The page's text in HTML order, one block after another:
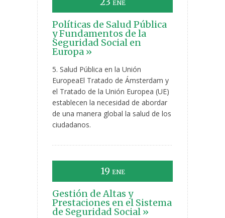
ENE
Políticas de Salud Pública
y Fundamentos de la
Seguridad Social en
Europa »
5. Salud Pública en la Unión
EuropeaEl Tratado de Ámsterdam y
el Tratado de la Unión Europea (UE)
establecen la necesidad de abordar
de una manera global la salud de los
ciudadanos.
19 ENE
Gestión de Altas y
Prestaciones en el Sistema
de Seguridad Social »